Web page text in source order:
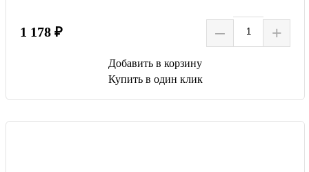
1 178 ₽ – +
Добавить в корзину
Купить в один клик